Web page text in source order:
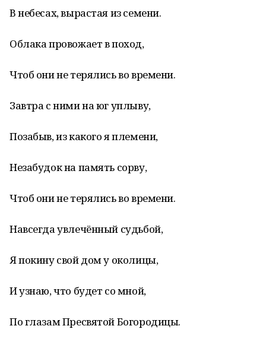
В небесах, вырастая из семени.
Облака провожает в поход,
Чтоб они не терялись во времени.
Завтра с ними на юг уплыву,
Позабыв, из какого я племени,
Незабудок на память сорву,
Чтоб они не терялись во времени.
Навсегда увлечённый судьбой,
Я покину свой дом у околицы,
И узнаю, что будет со мной,
По глазам Пресвятой Богородицы.